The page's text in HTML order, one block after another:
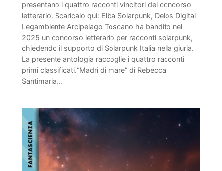
presentano i quattro racconti vincitori del concorso
letterario. Scaricalo qui: Elba Solarpunk, Delos Digital
Legambiente Arcipelago Toscano ha bandito nel
2025 un concorso letterario per racconti solarpunk,
chiedendo il supporto di Solarpunk Italia nella giuria.
La presente antologia raccoglie i quattro racconti
primi classificati.“Madri di mare” di Rebecca
Santimaria…